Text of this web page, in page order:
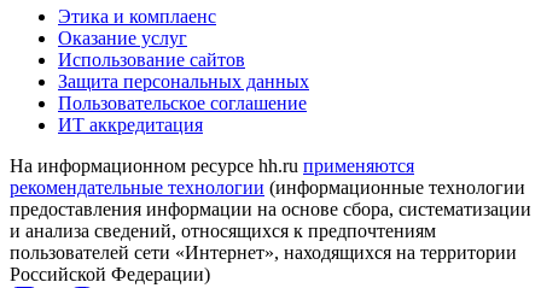
Этика и комплаенс
Оказание услуг
Использование сайтов
Защита персональных данных
Пользовательское соглашение
ИТ аккредитация
На информационном ресурсе hh.ru применяются
рекомендательные технологии (информационные технологии
предоставления информации на основе сбора, систематизации
и анализа сведений, относящихся к предпочтениям
пользователей сети «Интернет», находящихся на территории
Российской Федерации)